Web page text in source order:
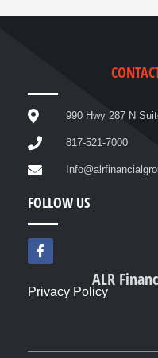
990 Hwy 287 N
817-521-7000
FOLLOW US
F
a
c
b
ALR
Privacy Policy